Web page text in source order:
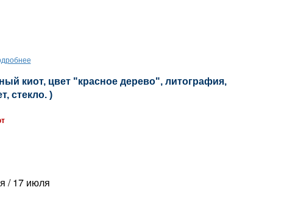
киот, цвет "красное дерево", литография,
стекло. )
/ 17 июля